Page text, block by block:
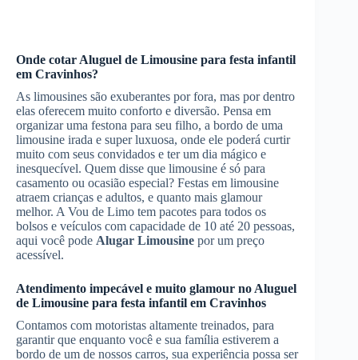
Onde cotar Aluguel de Limousine para festa infantil
em Cravinhos?
As limousines são exuberantes por fora, mas por dentro
elas oferecem muito conforto e diversão. Pensa em
organizar uma festona para seu filho, a bordo de uma
limousine irada e super luxuosa, onde ele poderá curtir
muito com seus convidados e ter um dia mágico e
inesquecível. Quem disse que limousine é só para
casamento ou ocasião especial? Festas em limousine
atraem crianças e adultos, e quanto mais glamour
melhor. A Vou de Limo tem pacotes para todos os
bolsos e veículos com capacidade de 10 até 20 pessoas,
aqui você pode Alugar Limousine por um preço
acessível.
Atendimento impecável e muito glamour no Aluguel
de Limousine para festa infantil em Cravinhos
Contamos com motoristas altamente treinados, para
garantir que enquanto você e sua família estiverem a
bordo de um de nossos carros, sua experiência possa ser